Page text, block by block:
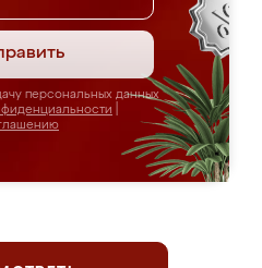
персональных данных